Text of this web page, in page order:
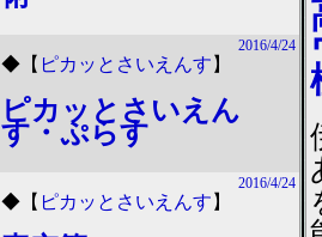
2016/4/24
◆ 【 ピカッとさいえんす 】
ピカッとさいえん
す・ぷらす
2016/4/24
◆ 【 ピカッとさいえんす 】